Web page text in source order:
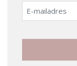
E-
mailadres